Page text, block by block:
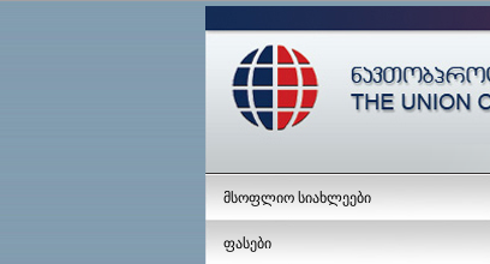
მსოფლიო სიახლეები
ფასები